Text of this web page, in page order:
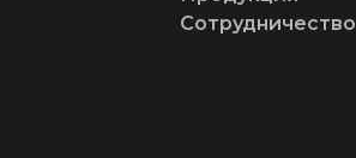
Сотрудничество